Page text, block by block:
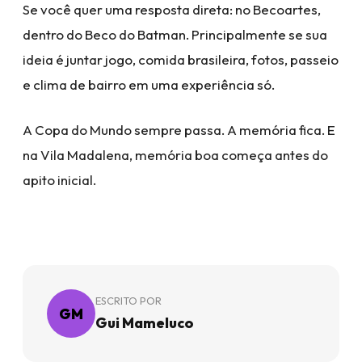
Se você quer uma resposta direta: no Becoartes,
dentro do Beco do Batman. Principalmente se sua
ideia é juntar jogo, comida brasileira, fotos, passeio
e clima de bairro em uma experiência só.
A Copa do Mundo sempre passa. A memória fica. E
na Vila Madalena, memória boa começa antes do
apito inicial.
GM
ESCRITO POR
Gui Mameluco